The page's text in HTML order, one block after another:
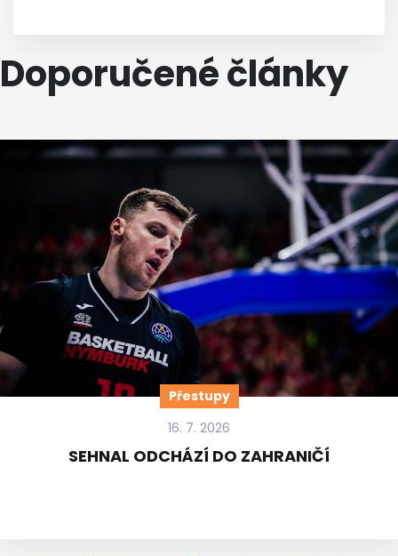
Doporučené články
Přestupy
16. 7. 2026
SEHNAL ODCHÁZÍ DO ZAHRANIČÍ